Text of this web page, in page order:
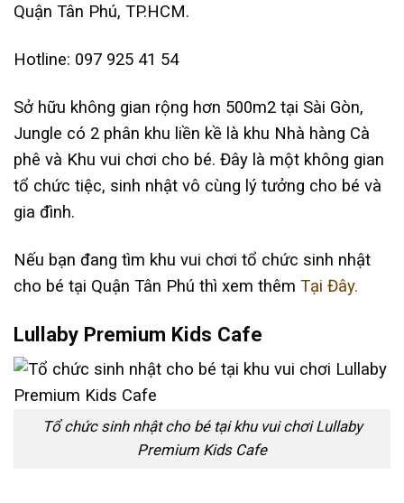
Quận Tân Phú, TP.HCM.
Hotline: 097 925 41 54
Sở hữu không gian rộng hơn 500m2 tại Sài Gòn,
Jungle có 2 phân khu liền kề là khu Nhà hàng Cà
phê và Khu vui chơi cho bé. Đây là một không gian
tổ chức tiệc, sinh nhật vô cùng lý tưởng cho bé và
gia đình.
Nếu bạn đang tìm khu vui chơi tổ chức sinh nhật
cho bé tại Quận Tân Phú thì xem thêm Tại Đây.
Lullaby Premium Kids Cafe
Tổ chức sinh nhật cho bé tại khu vui chơi Lullaby
Premium Kids Cafe